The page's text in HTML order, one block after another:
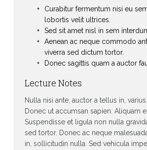
Curabitur fermentum nisi eu
lobortis velit ultrices.
Sed sit amet nisl in sem
Aenean ac neque commodo
viverra sed dictum tortor.
Donec sagittis quam a auctor
Lecture Notes
Nulla nisi ante, auctor a tellus in,
Donec ut accumsan sapien. Aliquam
Suspendisse et ligula non nulla
sed tortor. Donec ac neque
in, sollicitudin nulla. Sed vehicula